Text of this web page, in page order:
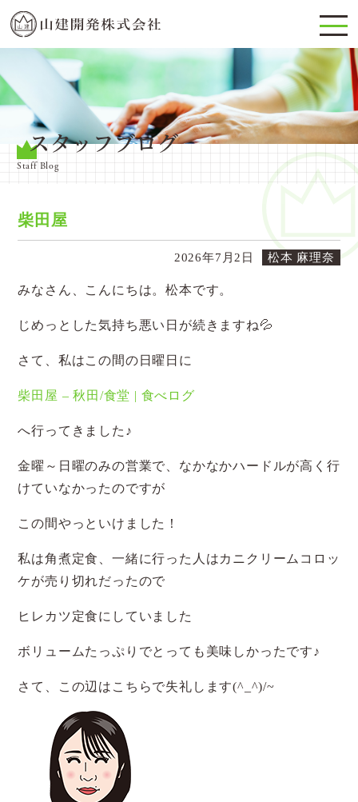
スタッフブログ
Staff Blog
柴田屋
2026年7月2日 松本 麻理奈
みなさん、こんにちは。松本です。
じめっとした気持ち悪い日が続きますね💦
さて、私はこの間の日曜日に
柴田屋 – 秋田/食堂 | 食べログ
へ行ってきました♪
金曜～日曜のみの営業で、なかなかハードルが高く行
けていなかったのですが
この間やっといけました！
私は角煮定食、一緒に行った人はカニクリームコロッ
ケが売り切れだったので
ヒレカツ定食にしていました
ボリュームたっぷりでとっても美味しかったです♪
さて、この辺はこちらで失礼します(^_^)/~